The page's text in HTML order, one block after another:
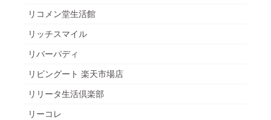
リコメン堂生活館
リッチスマイル
リバーパディ
リビングート 楽天市場店
リリータ生活倶楽部
リーコレ